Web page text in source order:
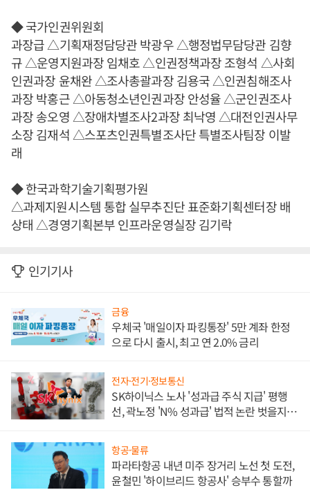
◆ 국가인권위원회
과장급 △기획재정담당관 박광우 △행정법무담당관 김향
규 △운영지원과장 임채호 △인권정책과장 조형석 △사회
인권과장 윤채완 △조사총괄과장 김용국 △인권침해조사
과장 박홍근 △아동청소년인권과장 안성율 △군인권조사
과장 송오영 △장애차별조사2과장 최낙영 △대전인권사무
소장 김재석 △스포츠인권특별조사단 특별조사팀장 이발
래
◆ 한국과학기술기획평가원
△과제지원시스템 통합 실무추진단 표준화기획센터장 배
상태 △경영기획본부 인프라운영실장 김기락
인기기사
금융
우체국 '매일이자 파킹통장' 5만 계좌 한정
으로 다시 출시, 최고 연 2.0% 금리
전자·전기·정보통신
SK하이닉스 노사 '성과급 주식 지급' 평행
선, 곽노정 'N% 성과급' 법적 논란 벗을지 주
항공·물류
파라타항공 내년 미주 장거리 노선 첫 도전,
윤철민 '하이브리드 항공사' 승부수 통할까